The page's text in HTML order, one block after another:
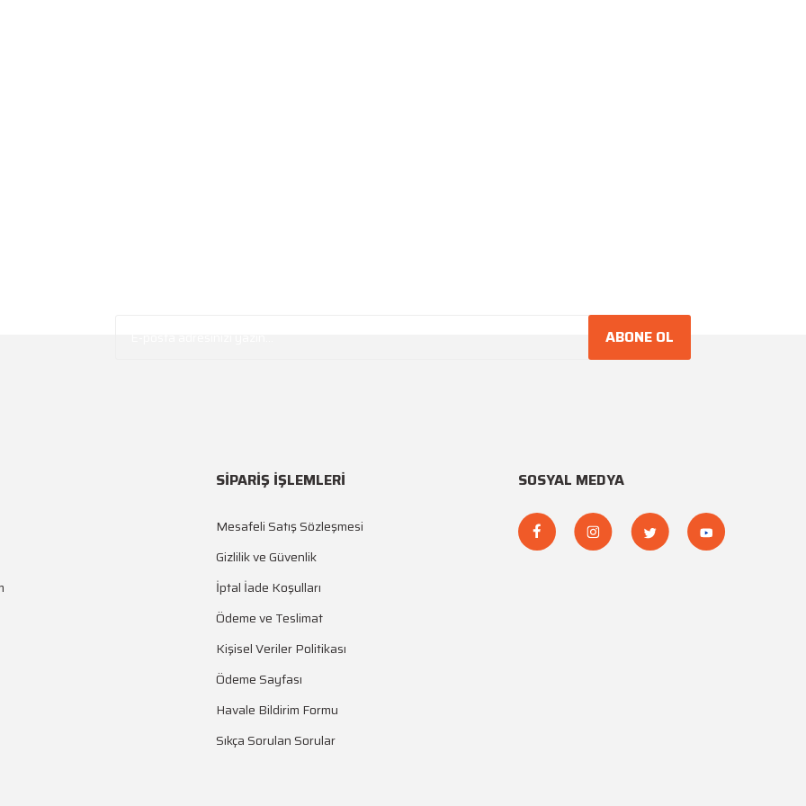
ABONE OL
SİPARİŞ İŞLEMLERİ
Mesafeli Satış Sözleşmesi
Gizlilik ve Güvenlik
İptal İade Koşulları
Ödeme ve Teslimat
Kişisel Veriler Politikası
Ödeme Sayfası
Havale Bildirim Formu
Sıkça Sorulan Sorular
SOSYAL MEDYA